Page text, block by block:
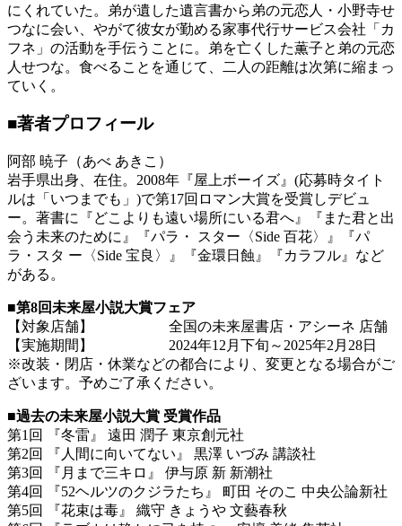
にくれていた。弟が遺した遺言書から弟の元恋人・小野寺せ
つなに会い、やがて彼女が勤める家事代行サービス会社「カ
フネ」の活動を手伝うことに。弟を亡くした薫子と弟の元恋
人せつな。食べることを通じて、二人の距離は次第に縮まっ
ていく。
■著者プロフィール
阿部 暁子（あべ あきこ）
岩手県出身、在住。2008年『屋上ボーイズ』(応募時タイト
ルは「いつまでも」)で第17回ロマン大賞を受賞しデビュ
ー。著書に『どこよりも遠い場所にいる君へ』『また君と出
会う未来のために』『パラ・ スター〈Side 百花〉』『パ
ラ・スタ ー〈Side 宝良〉』『金環日蝕』『カラフル』など
がある。
■第8回未来屋小説大賞フェア
【対象店舗】 全国の未来屋書店・アシーネ 店舗
【実施期間】 2024年12月下旬～2025年2月28日
※改装・閉店・休業などの都合により、変更となる場合がご
ざいます。予めご了承ください。
■過去の未来屋小説大賞 受賞作品
第1回 『冬雷』 遠田 潤子 東京創元社
第2回 『人間に向いてない』 黒澤 いづみ 講談社
第3回 『月まで三キロ』 伊与原 新 新潮社
第4回 『52ヘルツのクジラたち』 町田 そのこ 中央公論新社
第5回 『花束は毒』 織守 きょうや 文藝春秋